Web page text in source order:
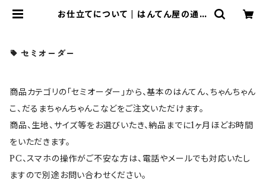
お仕立てについて | はんてん屋の通信
セミオーダー
商品カテゴリの「セミオーダー」から、基本のはんてん、ちゃんちゃん
こ、だるまちゃんちゃんこなどをご注文いただけます。
商品、生地、サイズ等をお選びいたき、納品までに1ヶ月ほどお時間
をいただきます。
PC、スマホの操作がご不安な方は、電話やメールでも対応いたし
ますので別途お問い合わせください。